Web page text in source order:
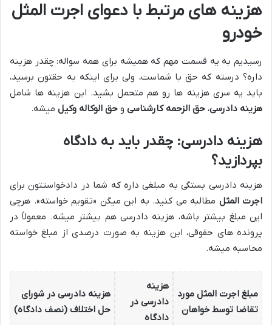
هزینه های مرتبط با دعوای اجرت المثل
خودرو
رسیدیم به یه قسمت مهم که همیشه برای همه سواله: چقدر هزینه
داره؟ درسته که حق با شماست، ولی برای اینکه به حقتون برسید،
باید یه سری هزینه ها رو هم متحمل بشید. این هزینه ها شامل
هزینه دادرسی، حق الزحمه کارشناسی و حق الوکاله وکیل میشه.
هزینه دادرسی: چقدر باید به دادگاه
بپردازید؟
هزینه دادرسی بستگی به مبلغی داره که شما در دادخواستتون برای
اجرت المثل مطالبه می کنید. به این میگن «تقویم خواسته». هرچی
این مبلغ بیشتر باشه، هزینه دادرسی هم بیشتر میشه. معمولاً در
پرونده های حقوقی، این هزینه به صورت درصدی از مبلغ خواسته
محاسبه میشه.
مبلغ اجرت المثل مورد
تقاضا توسط خواهان
هزینه
دادرسی در
دادگاه
هزینه دادرسی در شورای
حل اختلاف (نصف دادگاه)